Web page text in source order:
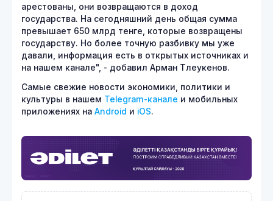
арестованы, они возвращаются в доход
государства. На сегодняшний день общая сумма
превышает 650 млрд тенге, которые возвращены
государству. Но более точную разбивку мы уже
давали, информация есть в открытых источниках и
на нашем канале", - добавил Арман Тлеукенов.
Самые свежие новости экономики, политики и
культуры в нашем Telegram-канале и мобильных
приложениях на Android и iOS.